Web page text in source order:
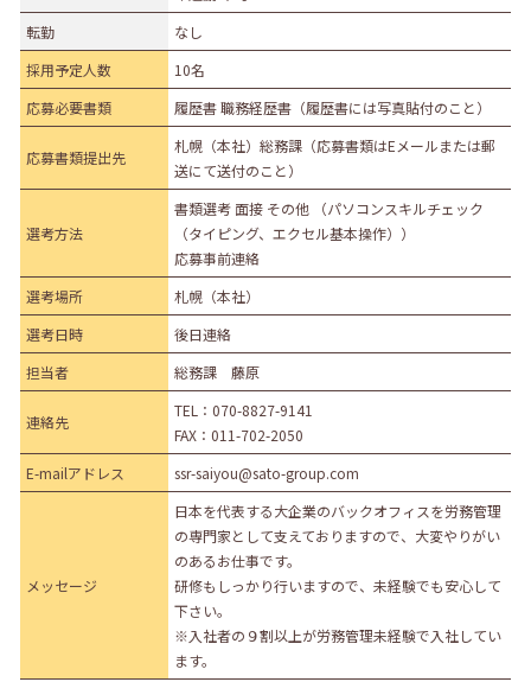
転勤
なし
採用予定人数
10名
応募必要書類
履歴書 職務経歴書（履歴書には写真貼付のこと）
応募書類提出先
札幌（本社）総務課（応募書類はEメールまたは郵
送にて送付のこと）
選考方法
書類選考 面接 その他 （パソコンスキルチェック
（タイピング、エクセル基本操作））
応募事前連絡
選考場所
札幌（本社）
選考日時
後日連絡
担当者
総務課 藤原
連絡先
TEL： 070-8827-9141
FAX：011-702-2050
E-mailアドレス
ssr-saiyou@sato-group.com
メッセージ
日本を代表する大企業のバックオフィスを労務管理
の専門家として支えておりますので、大変やりがい
のあるお仕事です。
研修もしっかり行いますので、未経験でも安心して
下さい。
※入社者の９割以上が労務管理未経験で入社してい
ます。